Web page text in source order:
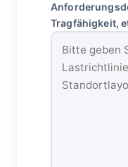
Tragfähigkeit,